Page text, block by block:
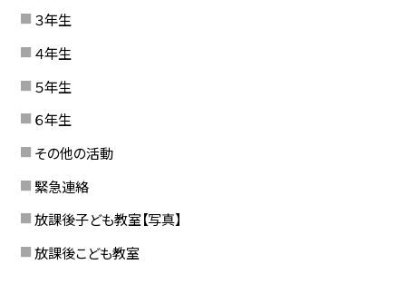
３年生
４年生
５年生
６年生
その他の活動
緊急連絡
放課後子ども教室【写真】
放課後こども教室